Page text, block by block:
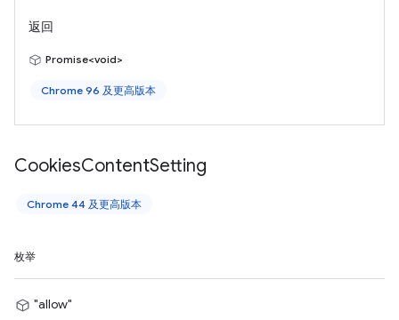
返回
Promise<void>
Chrome 96 及更高版本
CookiesContentSetting
Chrome 44 及更高版本
枚举
"allow"